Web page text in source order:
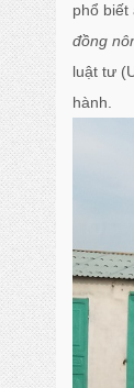
phổ
đồng
luật tư
hành.